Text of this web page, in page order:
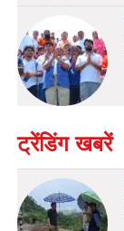
ट्रेंडिंग खबरें